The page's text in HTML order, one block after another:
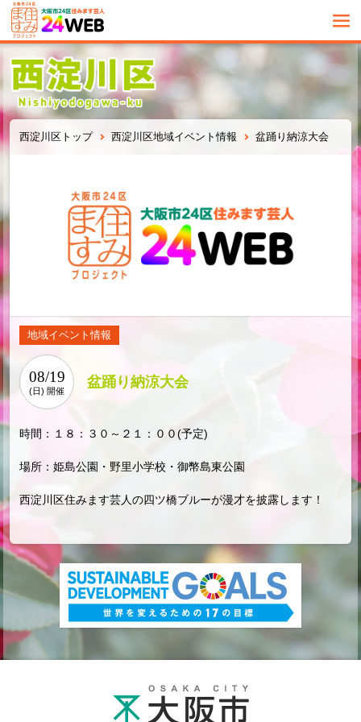
西淀川区トップ 西淀川区地域イベント情報 盆踊り納涼大会
地域イベント情報
08/19
(日) 開催
盆踊り納涼大会
時間：１８：３０～２１：００(予定)
場所：姫島公園・野里小学校・御幣島東公園
西淀川区住みます芸人の四ツ橋ブルーが漫才を披露します！